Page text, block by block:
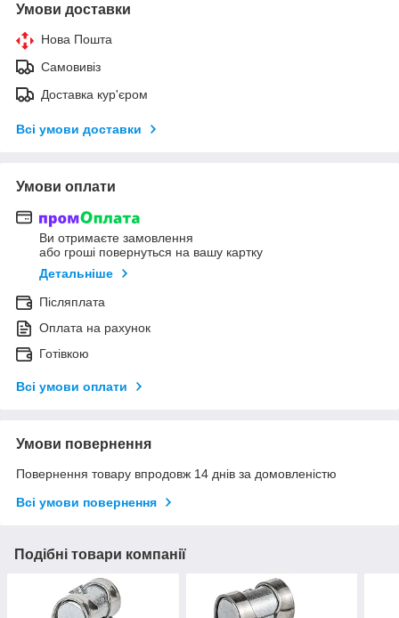
Умови доставки
Нова Пошта
Самовивіз
Доставка кур'єром
Всі умови доставки
Умови оплати
Ви отримаєте замовлення
або гроші повернуться на вашу картку
Детальніше
Післяплата
Оплата на рахунок
Готівкою
Всі умови оплати
Умови повернення
Повернення товару впродовж 14 днів за домовленістю
Всі умови повернення
Подібні товари компанії